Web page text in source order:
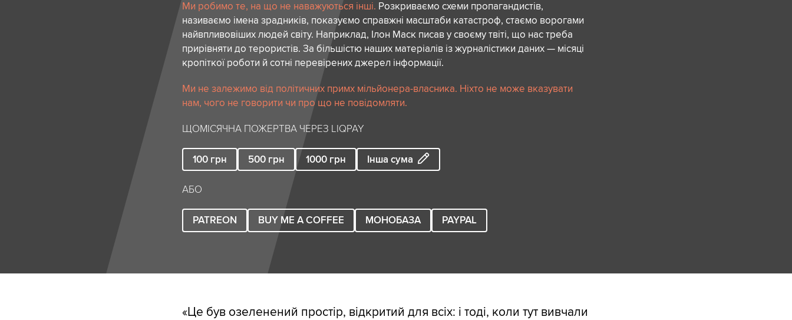
Ми робимо те, на що не наважуються інші. Розкриваємо схеми пропагандистів,
називаємо імена зрадників, показуємо справжні масштаби катастроф, стаємо ворогами
найвпливовіших людей світу. Наприклад, Ілон Маск писав у своєму твіті, що нас треба
прирівняти до терористів. За більшістю наших матеріалів із журналістики даних — місяці
кропіткої роботи й сотні перевірених джерел інформації.
Ми не залежимо від політичних примх мільйонера-власника. Ніхто не може вказувати
нам, чого не говорити чи про що не повідомляти.
ЩОМІСЯЧНА ПОЖЕРТВА ЧЕРЕЗ LIQPAY
100 грн 500 грн 1000 грн Інша сума
АБО
PATREON BUY ME A COFFEE МОНОБАЗА PAYPAL
«Це був озеленений простір, відкритий для всіх: і тоді, коли тут вивчали